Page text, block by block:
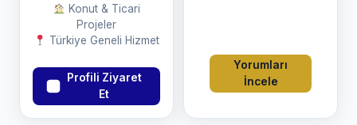
Konut & Ticari
Projeler
Türkiye Geneli Hizmet
Profili Ziyaret
Et
Yorumları
İncele